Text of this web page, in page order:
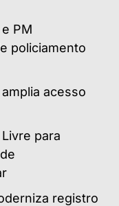
PM
policiamento
acesso
para
registro